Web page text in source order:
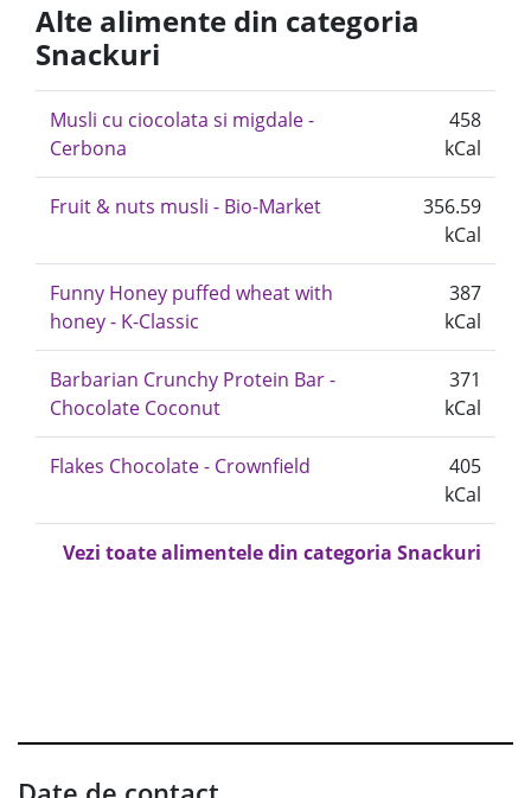
Alte alimente din categoria
Snackuri
Musli cu ciocolata si migdale -
Cerbona
458
kCal
Fruit & nuts musli - Bio-Market
356.59
kCal
Funny Honey puffed wheat with
honey - K-Classic
387
kCal
Barbarian Crunchy Protein Bar -
Chocolate Coconut
371
kCal
Flakes Chocolate - Crownfield
405
kCal
Vezi toate alimentele din categoria Snackuri